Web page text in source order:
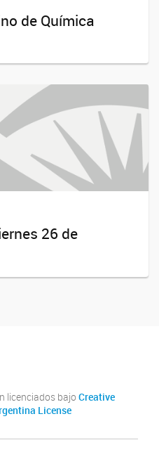
de Química
26 de
licenciados bajo Creative
License